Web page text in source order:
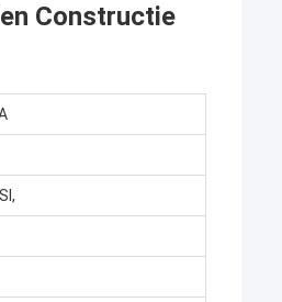
Constructie